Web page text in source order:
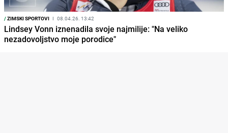
/ZIMSKI SPORTOVI I 08.04.26. 13:42
Lindsey Vonn iznenadila svoje najmilije: "Na veliko
nezadovoljstvo moje porodice"